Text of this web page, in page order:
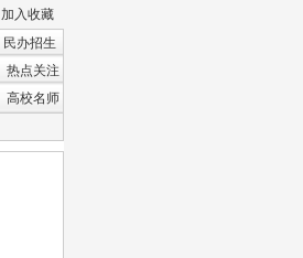
加入收藏
民办招生
热点关注
高校名师